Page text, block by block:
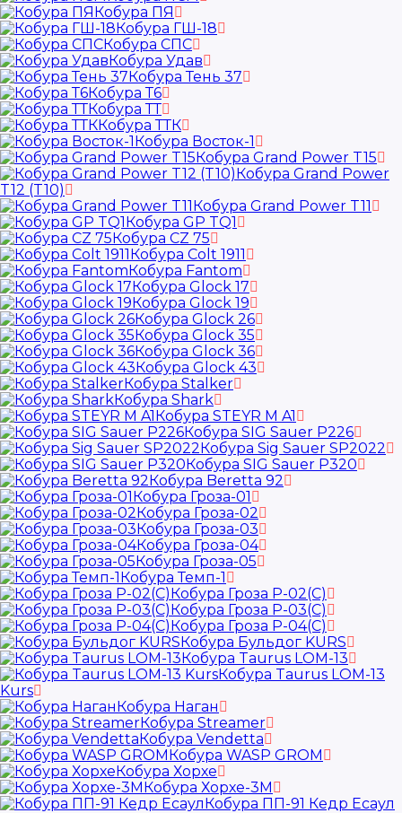
Кобура ПЯ
Кобура ГШ-18
Кобура СПС
Кобура Удав
Кобура Тень 37
Кобура Т6
Кобура ТТ
Кобура ТТК
Кобура Восток-1
Кобура Grand Power T15
Кобура Grand Power
T12 (T10)
Кобура Grand Power T11
Кобура GP TQ1
Кобура CZ 75
Кобура Colt 1911
Кобура Fantom
Кобура Glock 17
Кобура Glock 19
Кобура Glock 26
Кобура Glock 35
Кобура Glock 36
Кобура Glock 43
Кобура Stalker
Кобура Shark
Кобура STEYR M A1
Кобура SIG Sauer P226
Кобура Sig Sauer SP2022
Кобура SIG Sauer P320
Кобура Beretta 92
Кобура Гроза-01
Кобура Гроза-02
Кобура Гроза-03
Кобура Гроза-04
Кобура Гроза-05
Кобура Темп-1
Кобура Гроза Р-02(С)
Кобура Гроза Р-03(С)
Кобура Гроза Р-04(С)
Кобура Бульдог KURS
Кобура Taurus LOM-13
Кобура Taurus LOM-13
Kurs
Кобура Наган
Кобура Streamer
Кобура Vendetta
Кобура WASP GROM
Кобура Хорхе
Кобура Хорхе-3М
Кобура ПП-91 Кедр Есаул